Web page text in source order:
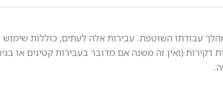
עבודתו השוטפת. עבירות אלה לעתים, כוללות
דקירות (ואין זה משנה אם מדובר בעבירות קטינים או